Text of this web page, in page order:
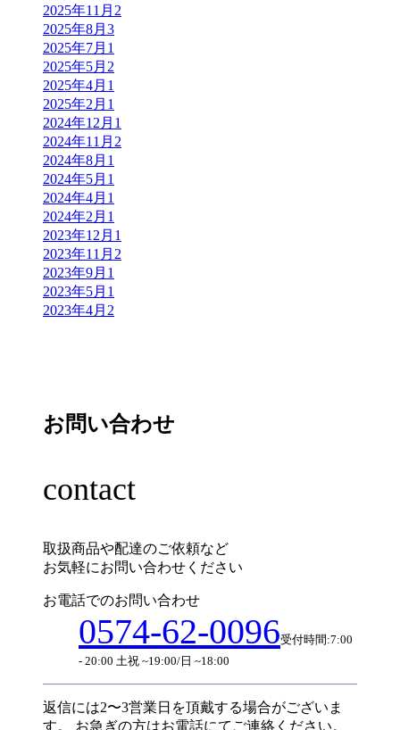
2025年11月 2
2025年8月 3
2025年7月 1
2025年5月 2
2025年4月 1
2025年2月 1
2024年12月 1
2024年11月 2
2024年8月 1
2024年5月 1
2024年4月 1
2024年2月 1
2023年12月 1
2023年11月 2
2023年9月 1
2023年5月 1
2023年4月 2
お問い合わせ
contact
取扱商品や配達のご依頼など
お気軽にお問い合わせください
お電話でのお問い合わせ
0574-62-0096受付時間:7:00
- 20:00 土祝 ~19:00/日 ~18:00
返信には2〜3営業日を頂戴する場合がございま
す。
お急ぎの方はお電話にてご連絡ください。